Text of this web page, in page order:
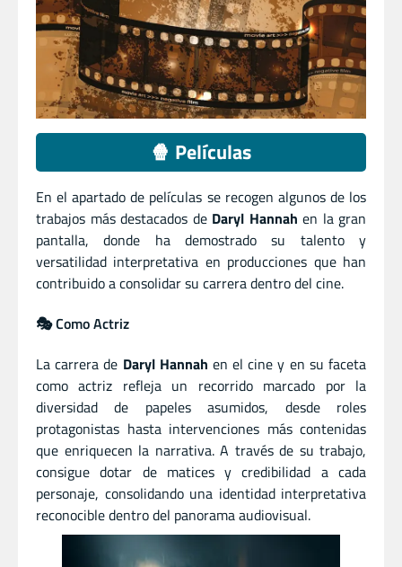
🍿 Películas
En el apartado de películas se recogen algunos de los
trabajos más destacados de Daryl Hannah en la gran
pantalla, donde ha demostrado su talento y
versatilidad interpretativa en producciones que han
contribuido a consolidar su carrera dentro del cine.
🎭 Como Actriz
La carrera de Daryl Hannah en el cine y en su faceta
como actriz refleja un recorrido marcado por la
diversidad de papeles asumidos, desde roles
protagonistas hasta intervenciones más contenidas
que enriquecen la narrativa. A través de su trabajo,
consigue dotar de matices y credibilidad a cada
personaje, consolidando una identidad interpretativa
reconocible dentro del panorama audiovisual.